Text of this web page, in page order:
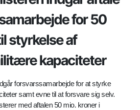
for 50
styrkelse af
kapaciteter
forsvarssamarbejde for at styrke
samt evne til at forsvare sig selv.
med aftalen 50 mio. kroner i